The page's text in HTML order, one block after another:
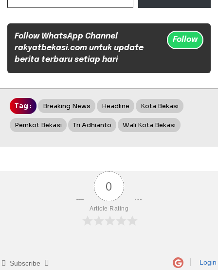
Follow WhatsApp Channel
rakyatbekasi.com untuk update
berita terbaru setiap hari
Follow
Tag : Breaking News Headline Kota Bekasi
Pemkot Bekasi Tri Adhianto Wali Kota Bekasi
0
Article Rating
Subscribe Login